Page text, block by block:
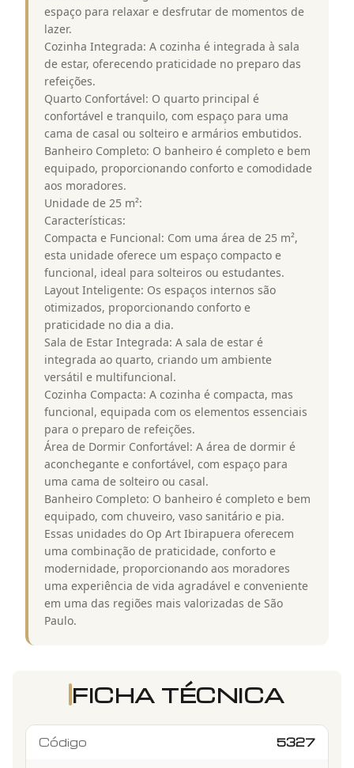
espaço para relaxar e desfrutar de momentos de
lazer.
Cozinha Integrada: A cozinha é integrada à sala
de estar, oferecendo praticidade no preparo das
refeições.
Quarto Confortável: O quarto principal é
confortável e tranquilo, com espaço para uma
cama de casal ou solteiro e armários embutidos.
Banheiro Completo: O banheiro é completo e bem
equipado, proporcionando conforto e comodidade
aos moradores.
Unidade de 25 m²:
Características:
Compacta e Funcional: Com uma área de 25 m²,
esta unidade oferece um espaço compacto e
funcional, ideal para solteiros ou estudantes.
Layout Inteligente: Os espaços internos são
otimizados, proporcionando conforto e
praticidade no dia a dia.
Sala de Estar Integrada: A sala de estar é
integrada ao quarto, criando um ambiente
versátil e multifuncional.
Cozinha Compacta: A cozinha é compacta, mas
funcional, equipada com os elementos essenciais
para o preparo de refeições.
Área de Dormir Confortável: A área de dormir é
aconchegante e confortável, com espaço para
uma cama de solteiro ou casal.
Banheiro Completo: O banheiro é completo e bem
equipado, com chuveiro, vaso sanitário e pia.
Essas unidades do Op Art Ibirapuera oferecem
uma combinação de praticidade, conforto e
modernidade, proporcionando aos moradores
uma experiência de vida agradável e conveniente
em uma das regiões mais valorizadas de São
Paulo.
FICHA TÉCNICA
Código 5327